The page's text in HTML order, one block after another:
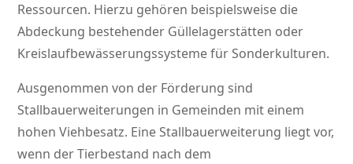
Ressourcen. Hierzu gehören beispielsweise die
Abdeckung bestehender Güllelagerstätten oder
Kreislaufbewässerungssysteme für Sonderkulturen.
Ausgenommen von der Förderung sind
Stallbauerweiterungen in Gemeinden mit einem
hohen Viehbesatz. Eine Stallbauerweiterung liegt vor,
wenn der Tierbestand nach dem